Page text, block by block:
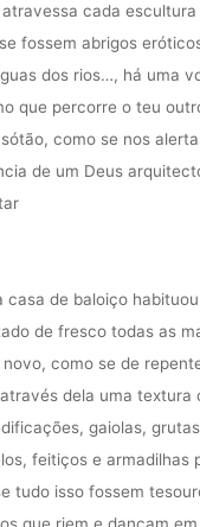
cada
fossem abrigos
dos rios…, há uma
que percorre o teu
como se nos
de um Deus
casa de baloiço
de fresco todas as
como se de
dela uma textura
gaiolas,
feitiços e armadilhas
tudo isso fossem